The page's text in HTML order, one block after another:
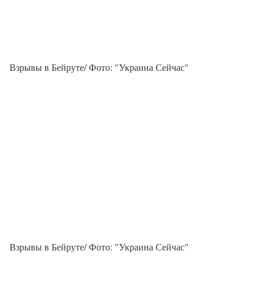
Взрывы в Бейруте/ Фото: "Украина Сейчас"
Взрывы в Бейруте/ Фото: "Украина Сейчас"